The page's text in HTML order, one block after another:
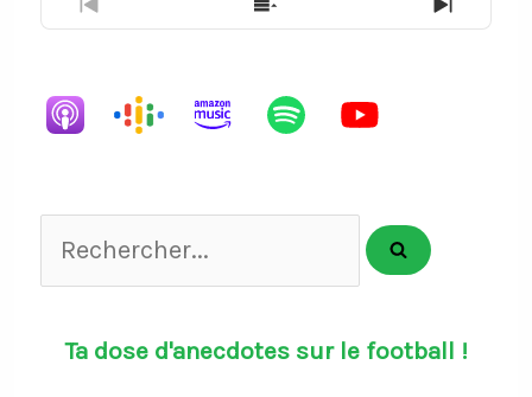
Previous
Episode
Show
Episodes
Next
Episode
Rechercher...
Ta dose d'anecdotes sur le football !